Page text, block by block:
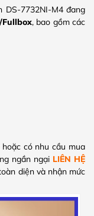
DS-7732NI-M4 đang
Fullbox, bao gồm các
có nhu cầu mua
ngần ngại LIÊN HỆ
diện và nhận mức